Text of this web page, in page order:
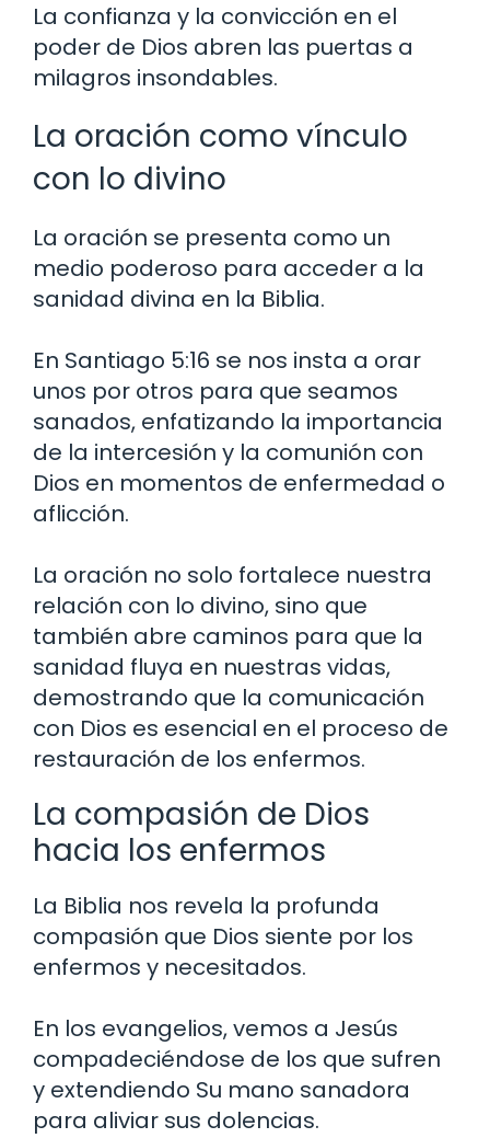
La confianza y la convicción en el
poder de Dios abren las puertas a
milagros insondables.
La oración como vínculo
con lo divino
La oración se presenta como un
medio poderoso para acceder a la
sanidad divina en la Biblia.
En Santiago 5:16 se nos insta a orar
unos por otros para que seamos
sanados, enfatizando la importancia
de la intercesión y la comunión con
Dios en momentos de enfermedad o
aflicción.
La oración no solo fortalece nuestra
relación con lo divino, sino que
también abre caminos para que la
sanidad fluya en nuestras vidas,
demostrando que la comunicación
con Dios es esencial en el proceso de
restauración de los enfermos.
La compasión de Dios
hacia los enfermos
La Biblia nos revela la profunda
compasión que Dios siente por los
enfermos y necesitados.
En los evangelios, vemos a Jesús
compadeciéndose de los que sufren
y extendiendo Su mano sanadora
para aliviar sus dolencias.